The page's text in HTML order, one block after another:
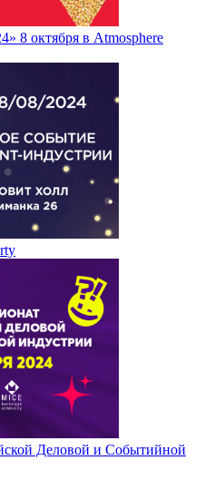
8 октября в Atmosphere
Деловой и Событийной